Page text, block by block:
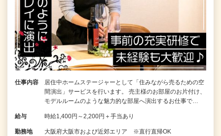
仕事内容
居住中ホームステージャーとして「住みながら売るための空
間演出」サービスを行います。 売主様のお部屋のお片付け、
モデルルームのような魅力的な部屋へ演出するお仕事で…
給与 時給1,400円～2,200円＋手当あり
勤務地 大阪府大阪市および近郊エリア ※直行直帰OK